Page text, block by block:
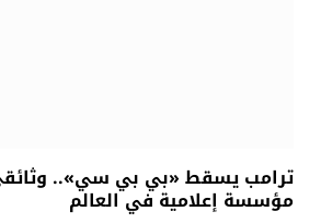
ترامب يسقط «بي بي سي»..
مؤسسة إعلامية في العالم